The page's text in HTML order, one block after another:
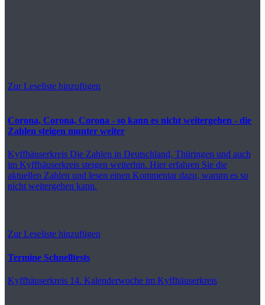
Zur Leseliste hinzufügen
Corona, Corona, Corona - so kann es nicht weitergehen - die
Zahlen steigen munter weiter
Kyffhäuserkreis Die Zahlen in Deutschland, Thüringen und auch
im Kyffhäuserkreis steigen weiterhin. Hier erfahren Sie die
aktuellen Zahlen und lesen einen Kommentar dazu, warum es so
nicht weitergehen kann.
Zur Leseliste hinzufügen
Termine Schnelltests
Kyffhäuserkreis 14. Kalenderwoche im Kyffhäuserkreis